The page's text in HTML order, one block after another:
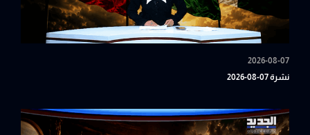
2026-08-07
نشرة 07-08-2026